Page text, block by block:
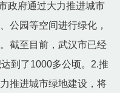
政府通过大力推进城市
公园等空间进行绿化，
截至目前，武汉市已经
到了1000多公顷。2.推
推进城市绿地建设，将